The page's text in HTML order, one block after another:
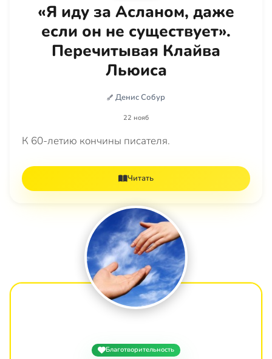
«Я иду за Асланом, даже
если он не существует».
Перечитывая Клайва
Льюиса
Денис Собур
22 нояб
К 60-летию кончины писателя.
Читать
Благотворительность